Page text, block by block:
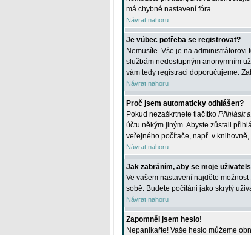
má chybné nastavení fóra.
Návrat nahoru
Je vůbec potřeba se registrovat?
Nemusíte. Vše je na
službám nedostupným anonymním
vám tedy registraci doporučujeme.
Návrat nahoru
Proč jsem automaticky odhlášen?
Pokud nezaškrtnete tlačítko Přihlásit
účtu někým jiným. Abyste zůstali
veřejného počítače, např. v
Návrat nahoru
Jak zabráním, aby se moje
Ve vašem nastavení najděte možnost
sobě. Budete počítáni jako skrytý
Návrat nahoru
Zapomněl jsem heslo!
Nepanikařte! Vaše heslo můžeme